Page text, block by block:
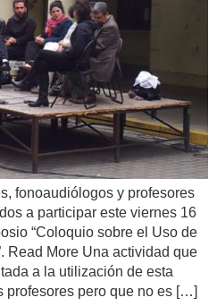
fonoaudiólogos y profesores
a participar este viernes 16
“Coloquio sobre el Uso de
Read More Una actividad que
a la utilización de esta
profesores pero que no es […]